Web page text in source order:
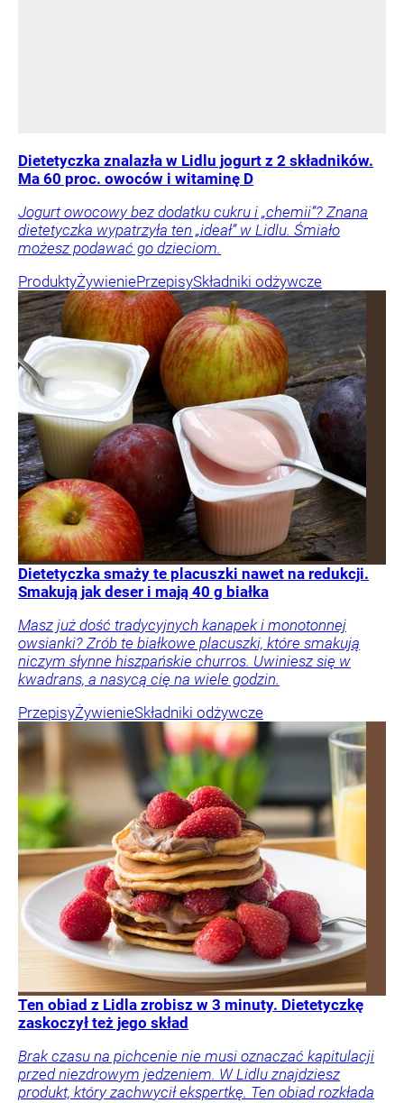
Dietetyczka znalazła w Lidlu jogurt z 2 składników.
Ma 60 proc. owoców i witaminę D
Jogurt owocowy bez dodatku cukru i „chemii”? Znana
dietetyczka wypatrzyła ten „ideał” w Lidlu. Śmiało
możesz podawać go dzieciom.
ProduktyŻywieniePrzepisySkładniki odżywcze
Dietetyczka smaży te placuszki nawet na redukcji.
Smakują jak deser i mają 40 g białka
Masz już dość tradycyjnych kanapek i monotonnej
owsianki? Zrób te białkowe placuszki, które smakują
niczym słynne hiszpańskie churros. Uwiniesz się w
kwadrans, a nasycą cię na wiele godzin.
PrzepisyŻywienieSkładniki odżywcze
Ten obiad z Lidla zrobisz w 3 minuty. Dietetyczkę
zaskoczył też jego skład
Brak czasu na pichcenie nie musi oznaczać kapitulacji
przed niezdrowym jedzeniem. W Lidlu znajdziesz
produkt, który zachwycił ekspertkę. Ten obiad rozkłada